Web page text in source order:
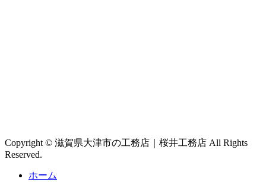
Copyright © 滋賀県大津市の工務店｜桜井工務店 All Rights
Reserved.
ホーム